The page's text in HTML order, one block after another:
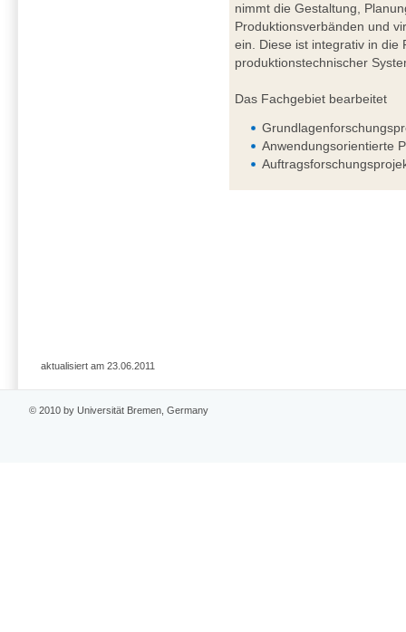
nimmt die Gestaltung,
Produktionsverbänden und
ein. Diese ist integrativ in die
produktionstechnischer
Das Fachgebiet bearbeitet
Anwendungsorientierte
aktualisiert am 23.06.2011
© 2010 by Universität Bremen, Germany